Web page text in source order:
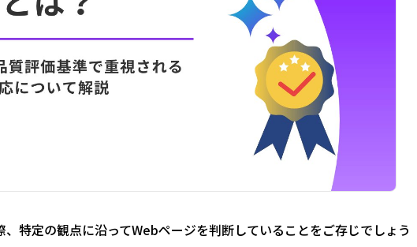
特定の観点に沿ってWebページを判断していることをご存じでしょう